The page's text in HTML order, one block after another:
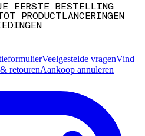
EERSTE BESTELLING
PRODUCTLANCERINGEN
Veelgestelde vragenVind
retourenAankoop annuleren